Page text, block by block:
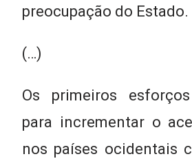
preocupação do Estado.
(…)
Os primeiros
para incrementar o
nos países ocidentais